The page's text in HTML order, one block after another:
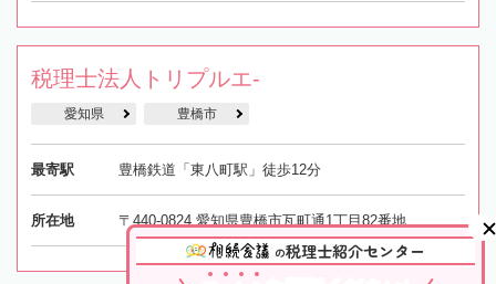
税理士法人トリプルエ-
愛知県 豊橋市
最寄駅 豊橋鉄道「東八町駅」徒歩12分
所在地 〒440-0824 愛知県豊橋市瓦町通1丁目82番地
の税理士紹介センター